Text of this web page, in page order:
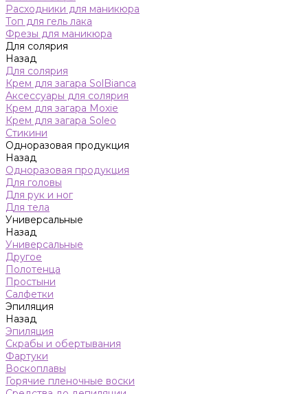
Расходники для маникюра
Топ для гель лака
Фрезы для маникюра
Для солярия
Назад
Для солярия
Крем для загара SolBianca
Аксессуары для солярия
Крем для загара Moxie
Крем для загара Soleo
Стикини
Одноразовая продукция
Назад
Одноразовая продукция
Для головы
Для рук и ног
Для тела
Универсальные
Назад
Универсальные
Другое
Полотенца
Простыни
Салфетки
Эпиляция
Назад
Эпиляция
Скрабы и обертывания
Фартуки
Воскоплавы
Горячие пленочные воски